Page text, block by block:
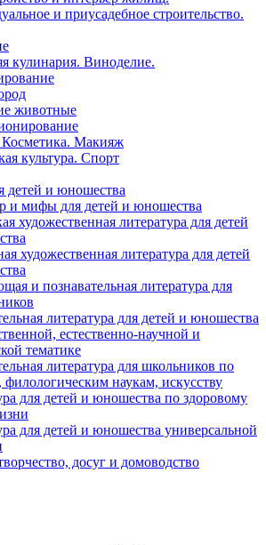
и приусадебное строительство.
кулинария. Виноделие.
животные
Косметика. Макияж
культура. Спорт
детей и юношества
и мифы для детей и юношества
художественная литература для детей
художественная литература для детей
и познавательная литература для
литература для детей и юношества
естественно-научной и
тематике
литература для школьников по
филологическим наукам, искусству
для детей и юношества по здоровому
для детей и юношества универсальной
досуг и домоводство